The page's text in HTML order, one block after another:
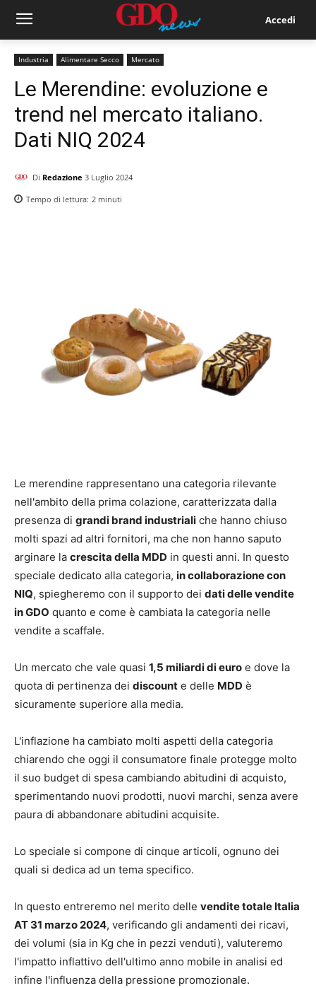
Accedi
Industria Alimentare Secco Mercato
Le Merendine: evoluzione e
trend nel mercato italiano.
Dati NIQ 2024
Di Redazione 3 Luglio 2024
Tempo di lettura: 2 minuti
Le merendine rappresentano una categoria rilevante
nell'ambito della prima colazione, caratterizzata dalla
presenza di grandi brand industriali che hanno chiuso
molti spazi ad altri fornitori, ma che non hanno saputo
arginare la crescita della MDD in questi anni. In questo
speciale dedicato alla categoria, in collaborazione con
NIQ, spiegheremo con il supporto dei dati delle vendite
in GDO quanto e come è cambiata la categoria nelle
vendite a scaffale.
Un mercato che vale quasi 1,5 miliardi di euro e dove la
quota di pertinenza dei discount e delle MDD è
sicuramente superiore alla media.
L'inflazione ha cambiato molti aspetti della categoria
chiarendo che oggi il consumatore finale protegge molto
il suo budget di spesa cambiando abitudini di acquisto,
sperimentando nuovi prodotti, nuovi marchi, senza avere
paura di abbandonare abitudini acquisite.
Lo speciale si compone di cinque articoli, ognuno dei
quali si dedica ad un tema specifico.
In questo entreremo nel merito delle vendite totale Italia
AT 31 marzo 2024, verificando gli andamenti dei ricavi,
dei volumi (sia in Kg che in pezzi venduti), valuteremo
l'impatto inflattivo dell'ultimo anno mobile in analisi ed
infine l'influenza della pressione promozionale.